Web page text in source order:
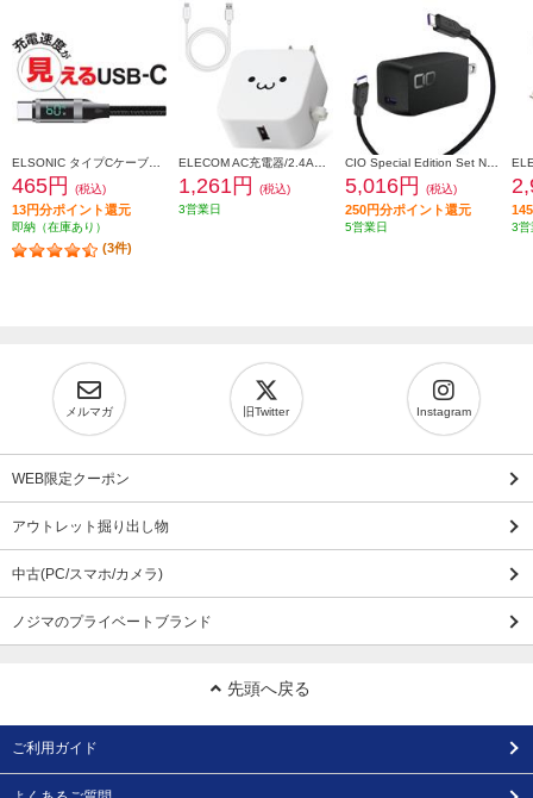
465円 (税込)
13円分ポイント還元
即納（在庫あり）
(3件)
1,261円
(税込)
3営業日
5,016円 (税込)
250円分ポイント還元
5営業日 3営
メルマガ 旧Twitter Instagram
WEB限定クーポン
アウトレット掘り出し物
中古(PC/スマホ/カメラ)
ノジマのプライベートブランド
先頭へ戻る
ご利用ガイド